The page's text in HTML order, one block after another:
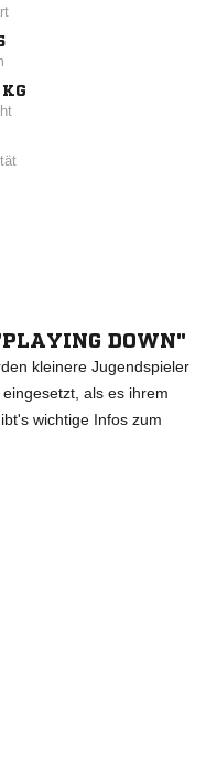
DOWN"
kleinere Jugendspieler
als es ihrem
wichtige Infos zum